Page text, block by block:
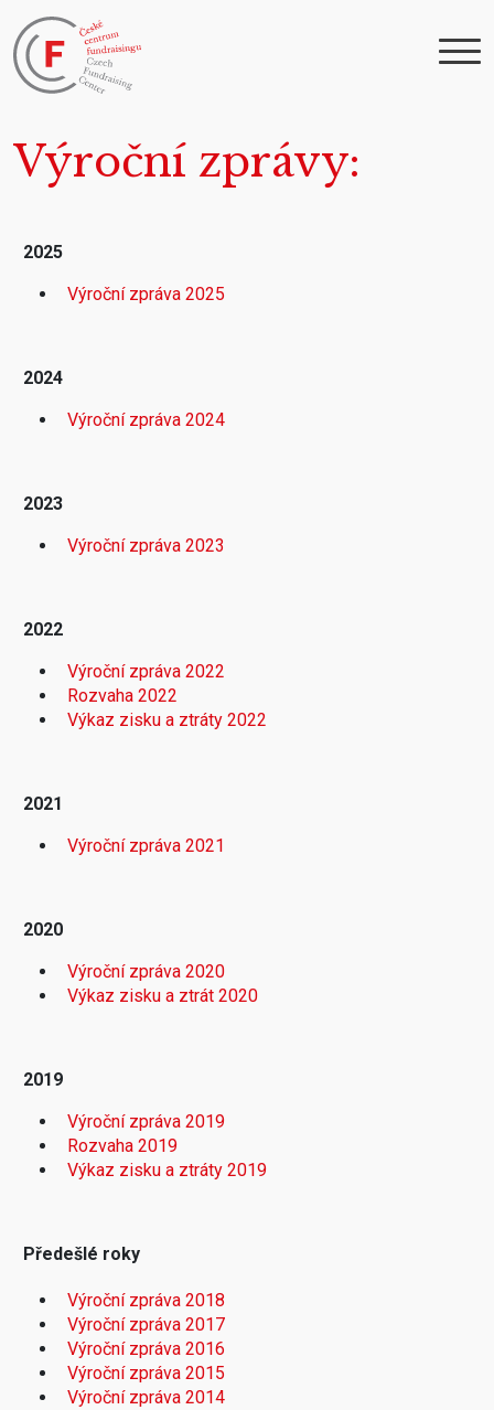
Výroční zprávy
2025
Výroční zpráva 2025
2024
Výroční zpráva 2024
2023
Výroční zpráva 2023
2022
Výroční zpráva 2022
Rozvaha 2022
Výkaz zisku a ztráty 2022
2021
Výroční zpráva 2021
2020
Výroční zpráva 2020
Výkaz zisku a ztrát 2020
2019
Výroční zpráva 2019
Rozvaha 2019
Výkaz zisku a ztráty 2019
Předešlé roky
Výroční zpráva 2018
Výroční zpráva 2017
Výroční zpráva 2016
Výroční zpráva 2015
Výroční zpráva 2014